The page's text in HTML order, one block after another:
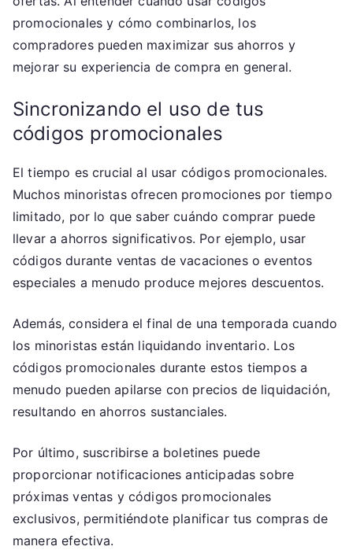
promocionales y cómo combinarlos, los
compradores pueden maximizar sus ahorros y
mejorar su experiencia de compra en general.
Sincronizando el uso de tus
códigos promocionales
El tiempo es crucial al usar códigos promocionales.
Muchos minoristas ofrecen promociones por tiempo
limitado, por lo que saber cuándo comprar puede
llevar a ahorros significativos. Por ejemplo, usar
códigos durante ventas de vacaciones o eventos
especiales a menudo produce mejores descuentos.
Además, considera el final de una temporada cuando
los minoristas están liquidando inventario. Los
códigos promocionales durante estos tiempos a
menudo pueden apilarse con precios de liquidación,
resultando en ahorros sustanciales.
Por último, suscribirse a boletines puede
proporcionar notificaciones anticipadas sobre
próximas ventas y códigos promocionales
exclusivos, permitiéndote planificar tus compras de
manera efectiva.